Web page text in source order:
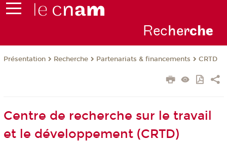
Recherche
Présentation Recherche Partenariats & financements CRTD
Centre de recherche sur le travail
et le développement (CRTD)